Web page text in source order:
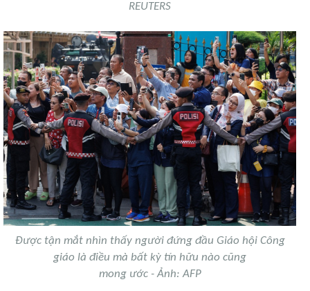
REUTERS
Được tận mắt nhìn thấy người đứng đầu Giáo hội Công
giáo là điều mà bất kỳ tín hữu nào cũng
mong ước - Ảnh: AFP